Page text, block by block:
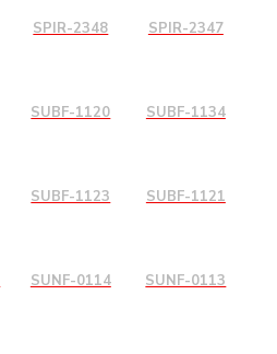
SPIR-2348 SPIR-2347
SUBF-1120 SUBF-1134
SUBF-1123 SUBF-1121
SUNF-0114 SUNF-0113